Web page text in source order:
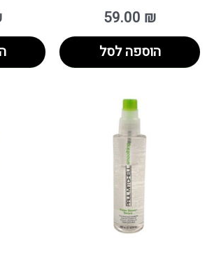
59.00 ₪
הוספה לסל